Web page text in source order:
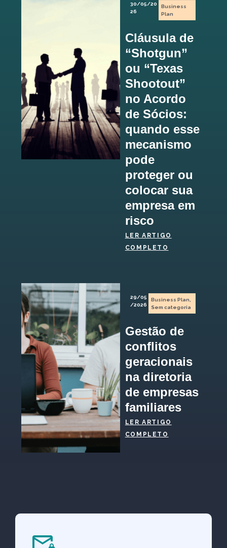
30/05/20
26
Business
Plan
Cláusula de
“Shotgun”
ou “Texas
Shootout”
no Acordo
de Sócios:
quando esse
mecanismo
pode
proteger ou
colocar sua
empresa em
risco
LER ARTIGO
COMPLETO
29/05
/2026
Business Plan
Sem categoria
Gestão de
conflitos
geracionais
na diretoria
de empresas
familiares
LER ARTIGO
COMPLETO